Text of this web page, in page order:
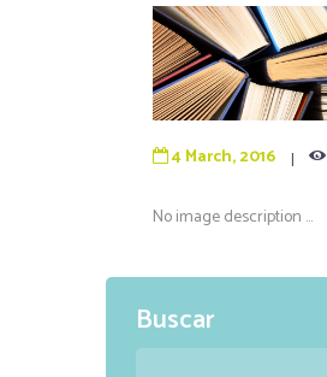
4 March, 2016
No image description ...
Buscar